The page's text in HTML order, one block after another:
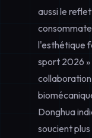
aussi le
l'esthétique
sport 2026 »
Donghua
soucient